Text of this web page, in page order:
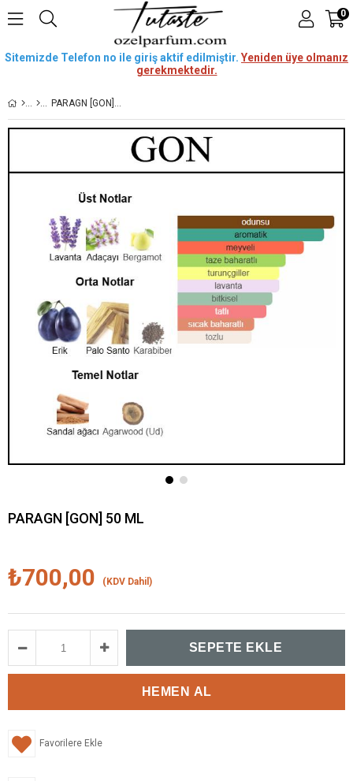
0
Sitemizde Telefon no ile giriş aktif edilmiştir. Yeniden üye olmanız
gerekmektedir.
PARAGN [GON] 50 ML
PARAGN [GON] 50 ML
₺700,00 (KDV Dahil)
Favorilere Ekle